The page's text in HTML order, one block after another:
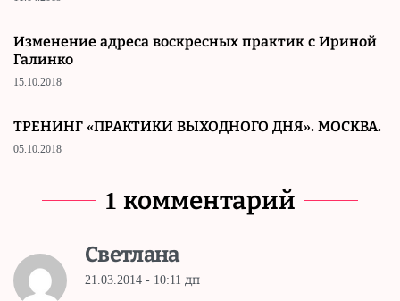
Изменение адреса воскресных практик с Ириной
Галинко
15.10.2018
ТРЕНИНГ «ПРАКТИКИ ВЫХОДНОГО ДНЯ». МОСКВА.
05.10.2018
1 комментарий
Светлана
21.03.2014 - 10:11 дп